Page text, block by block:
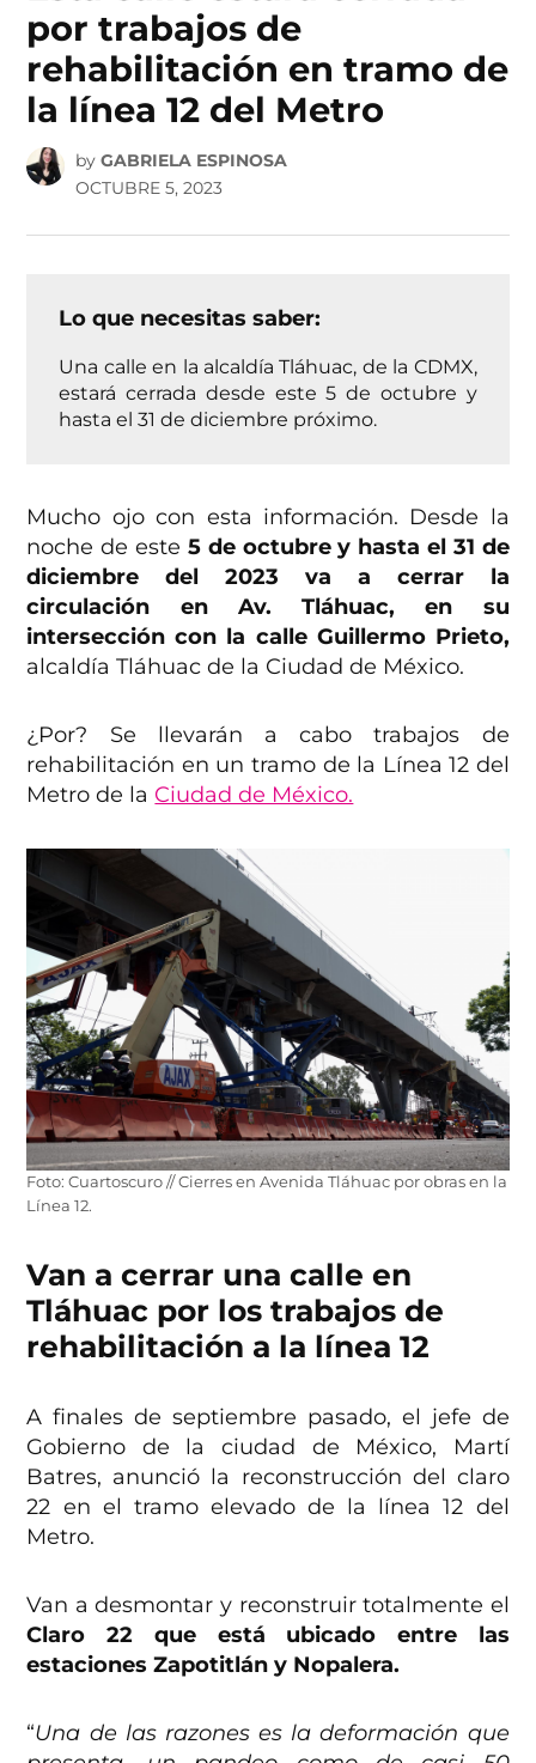
por trabajos de
rehabilitación en tramo de
la línea 12 del Metro
by GABRIELA ESPINOSA
OCTUBRE 5, 2023
Lo que necesitas saber:
Una calle en la alcaldía Tláhuac, de la CDMX,
estará cerrada desde este 5 de octubre y
hasta el 31 de diciembre próximo.
Mucho ojo con esta información. Desde la
noche de este 5 de octubre y hasta el 31 de
diciembre del 2023 va a cerrar la
circulación en Av. Tláhuac, en su
intersección con la calle Guillermo Prieto,
alcaldía Tláhuac de la Ciudad de México.
¿Por? Se llevarán a cabo trabajos de
rehabilitación en un tramo de la Línea 12 del
Metro de la Ciudad de México.
Foto: Cuartoscuro // Cierres en Avenida Tláhuac por obras en la
Línea 12.
Van a cerrar una calle en
Tláhuac por los trabajos de
rehabilitación a la línea 12
A finales de septiembre pasado, el jefe de
Gobierno de la ciudad de México, Martí
Batres, anunció la reconstrucción del claro
22 en el tramo elevado de la línea 12 del
Metro.
Van a desmontar y reconstruir totalmente el
Claro 22 que está ubicado entre las
estaciones Zapotitlán y Nopalera.
“Una de las razones es la deformación que